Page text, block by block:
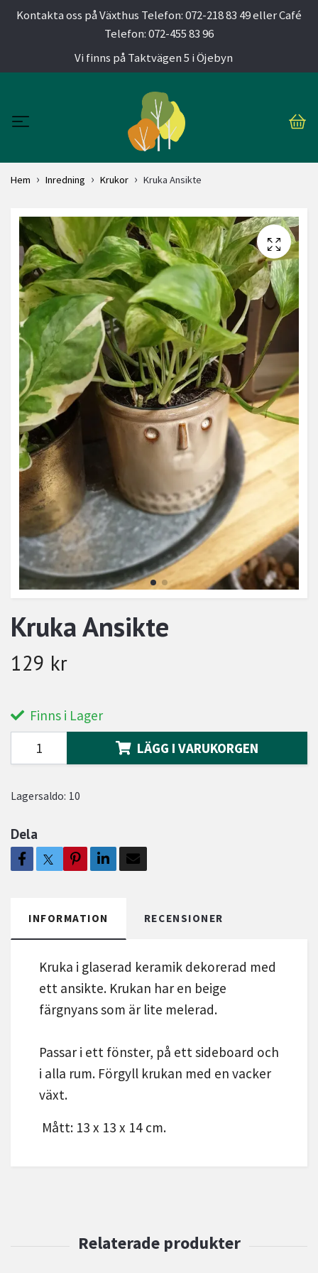
Kontakta oss på Växthus Telefon: 072-218 83 49 eller Café
Telefon: 072-455 83 96
Vi finns på Taktvägen 5 i Öjebyn
Hem Inredning Krukor Kruka Ansikte
Kruka Ansikte
129 kr
Finns i Lager
LÄGG I VARUKORGEN
Lagersaldo: 10
Dela
INFORMATION RECENSIONER
Kruka i glaserad keramik dekorerad med
ett ansikte. Krukan har en beige
färgnyans som är lite melerad.
Passar i ett fönster, på ett sideboard och
i alla rum. Förgyll krukan med en vacker
växt.
Mått: 13 x 13 x 14 cm.